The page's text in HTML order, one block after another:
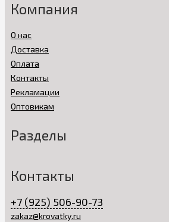
Компания
О нас
Доставка
Оплата
Контакты
Рекламации
Оптовикам
Разделы
Контакты
+7 (925) 506-90-73
zakaz@krovatky.ru